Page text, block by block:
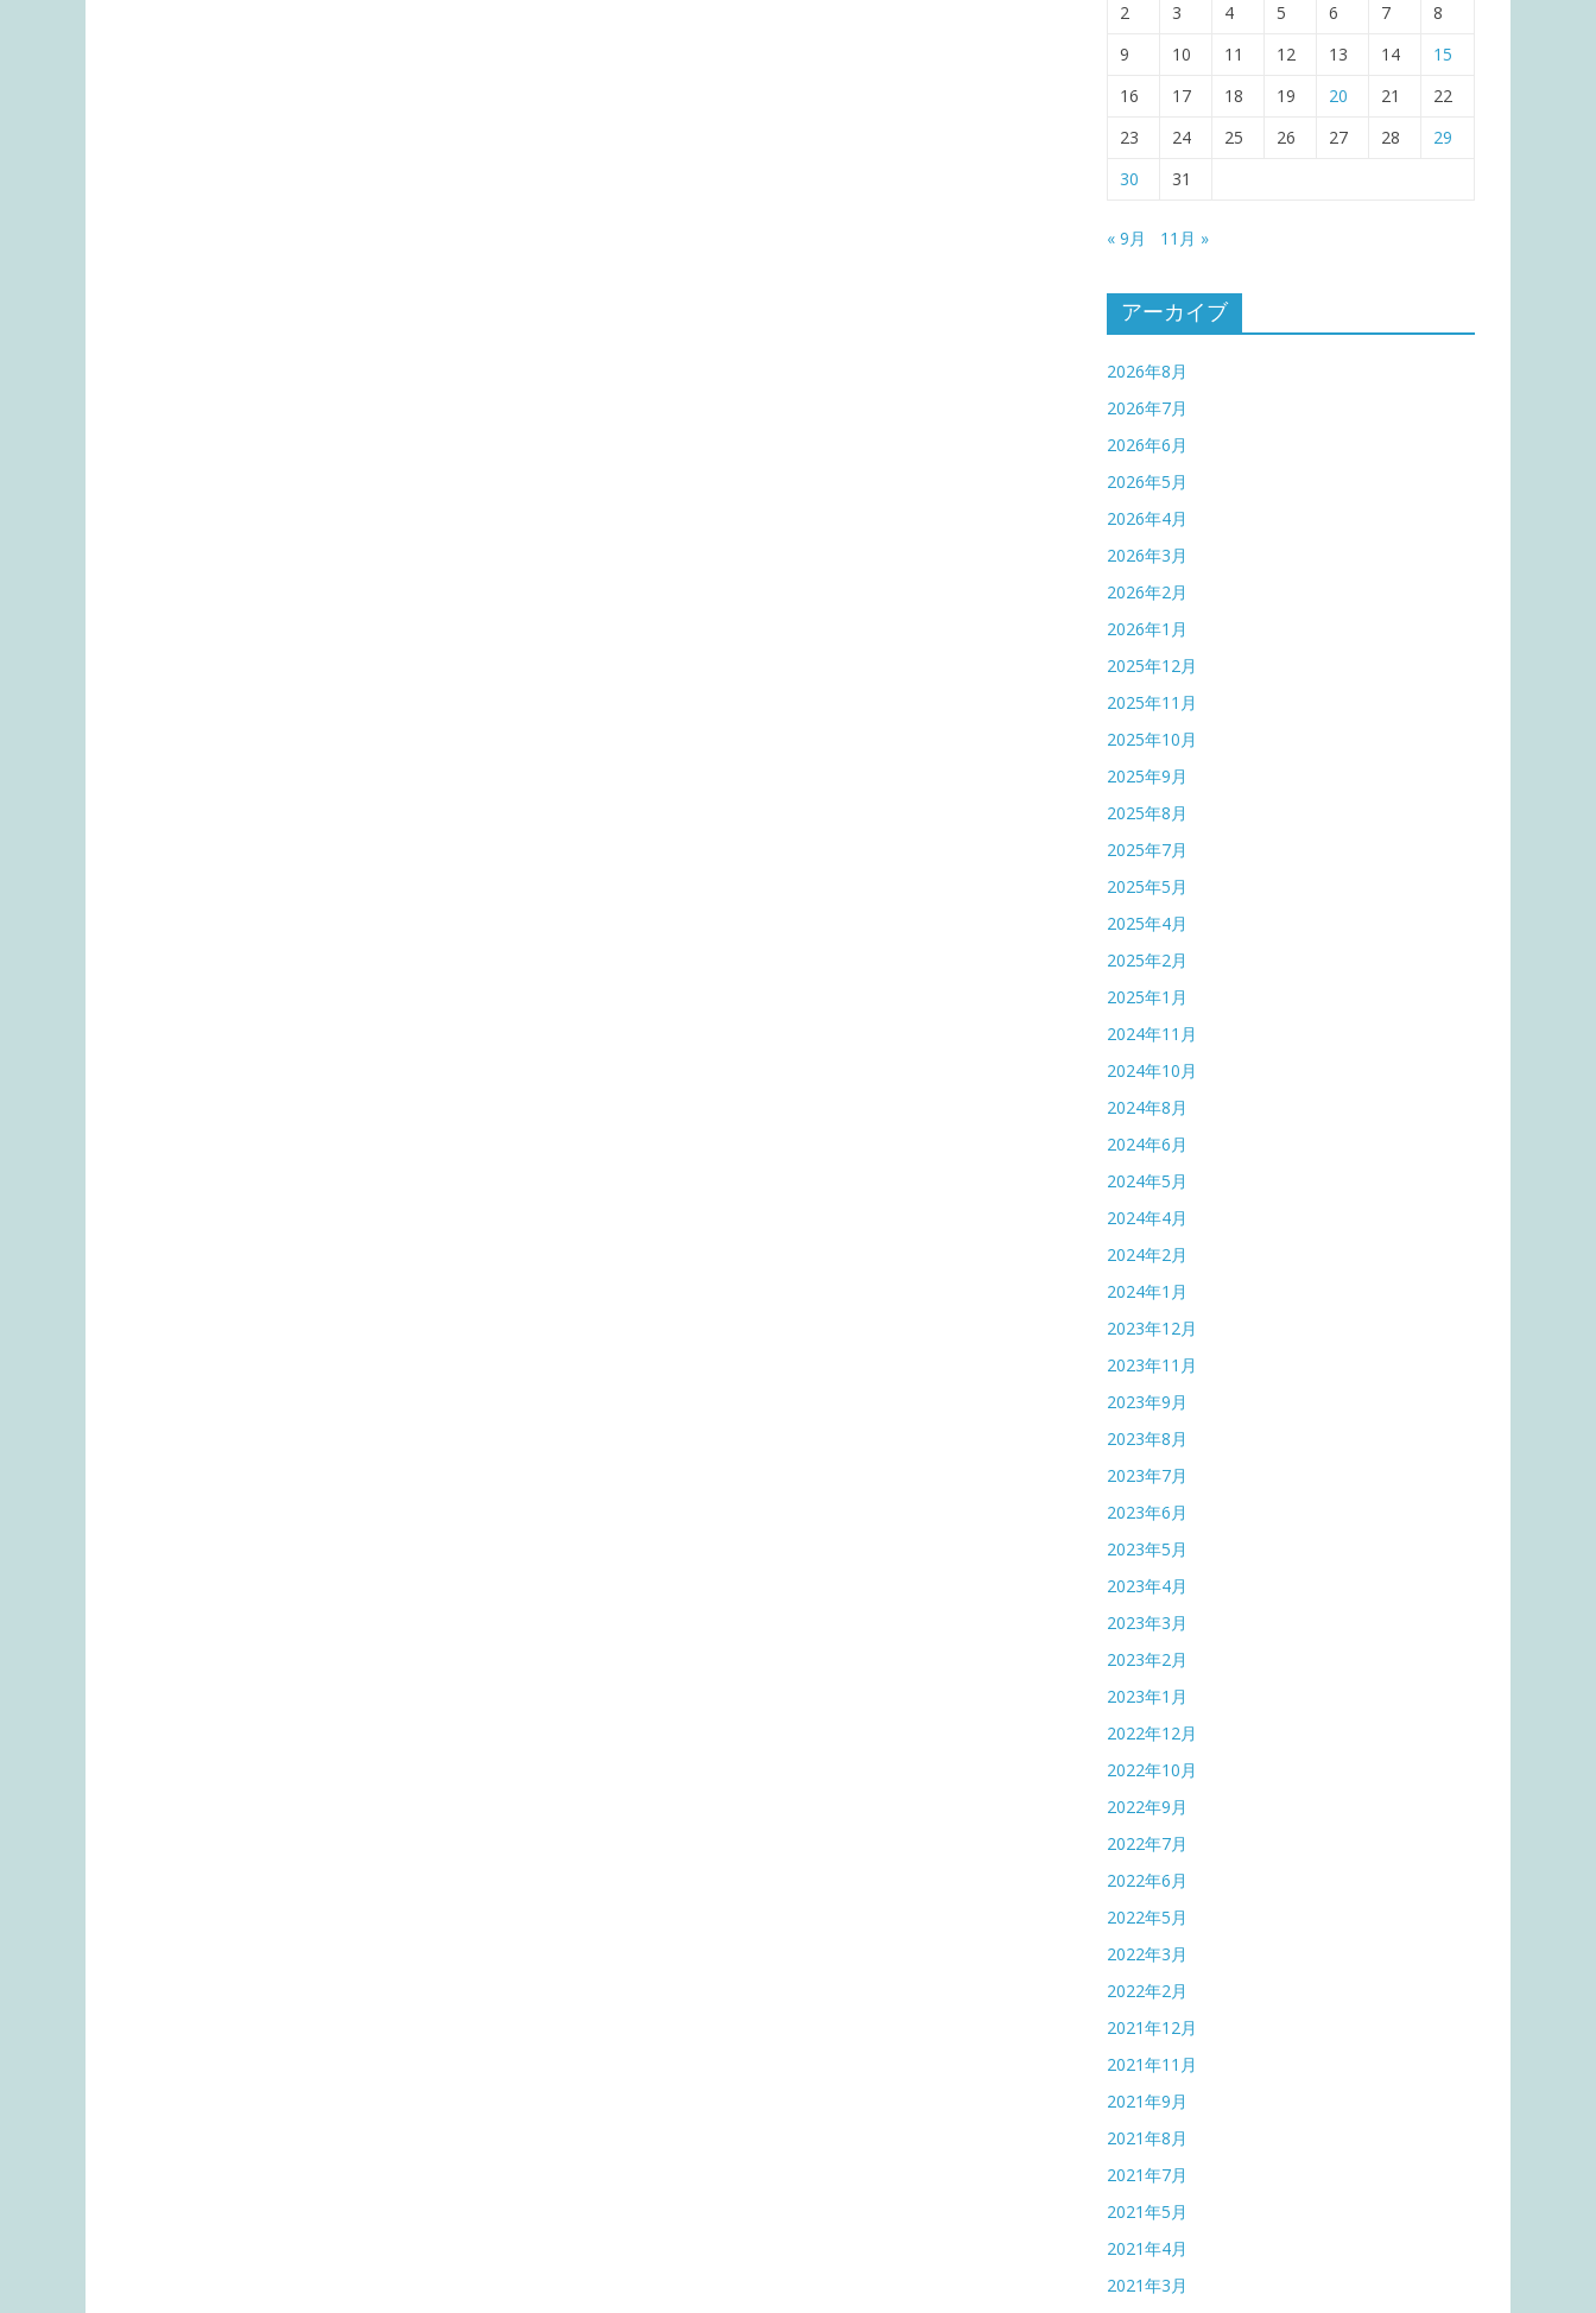
2
3 4 5 6 7
8
9
10 11 12 13 14
15
16
17 18 19 20 21
22
23
24 25 26 27 28
29
30
31
« 9月 11月 »
アーカイブ
2026年8月
2026年7月
2026年6月
2026年5月
2026年4月
2026年3月
2026年2月
2026年1月
2025年12月
2025年11月
2025年10月
2025年9月
2025年8月
2025年7月
2025年5月
2025年4月
2025年2月
2025年1月
2024年11月
2024年10月
2024年8月
2024年6月
2024年5月
2024年4月
2024年2月
2024年1月
2023年12月
2023年11月
2023年9月
2023年8月
2023年7月
2023年6月
2023年5月
2023年4月
2023年3月
2023年2月
2023年1月
2022年12月
2022年10月
2022年9月
2022年7月
2022年6月
2022年5月
2022年3月
2022年2月
2021年12月
2021年11月
2021年9月
2021年8月
2021年7月
2021年5月
2021年4月
2021年3月